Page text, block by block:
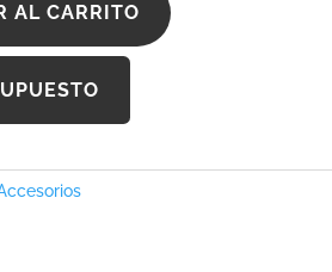
AL CARRITO